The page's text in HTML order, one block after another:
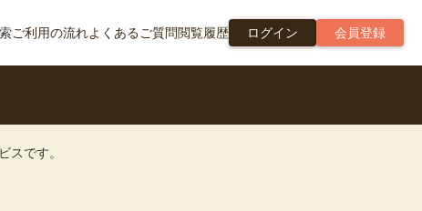
ご利用の流れよくあるご質問閲覧履歴 ログイン 会員登録
スです。